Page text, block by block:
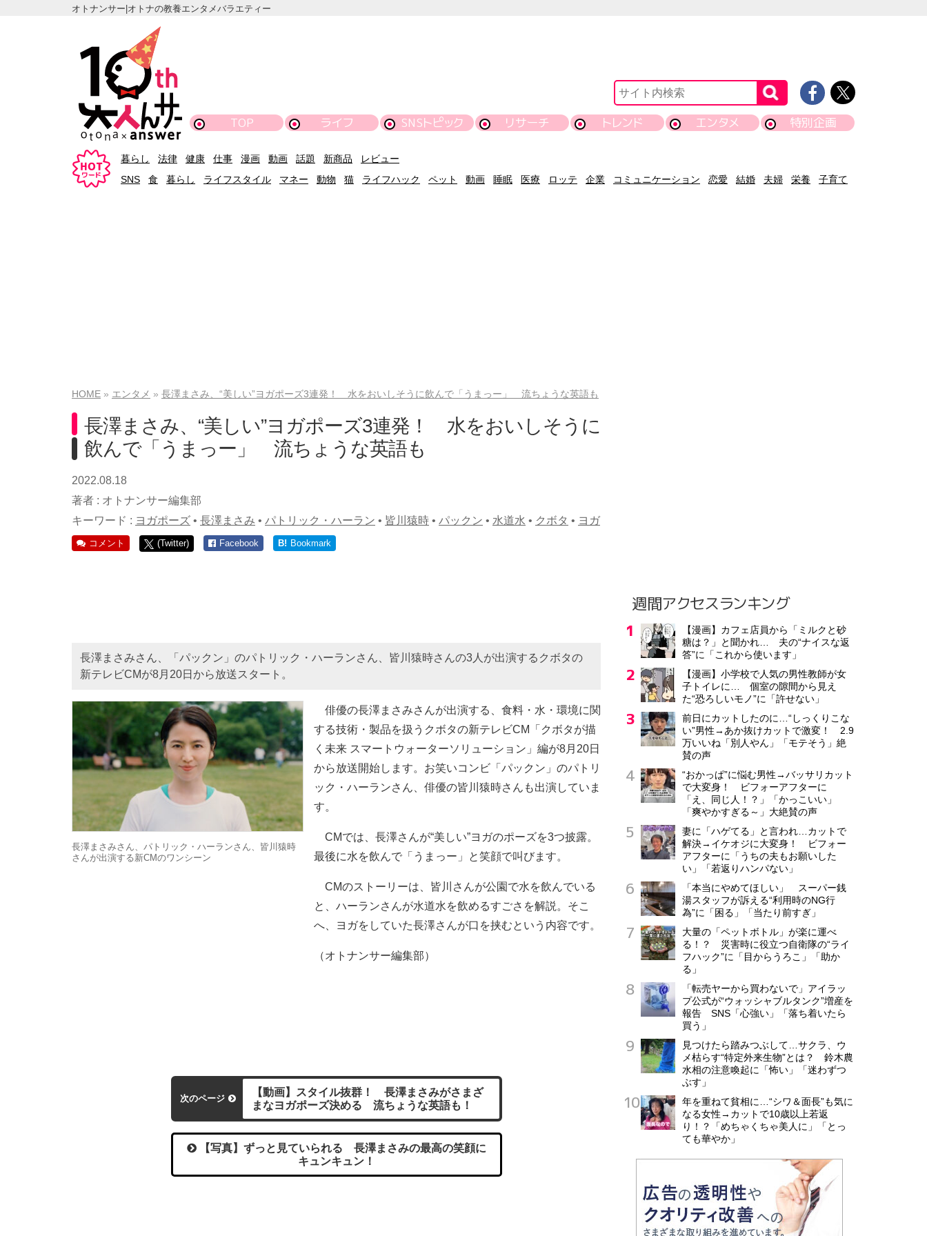
オトナンサー|オトナの教養エンタメバラエティー
TOP ライフ SNSトピック リサーチ トレンド エンタメ 特別企画
暮らし 法律 健康 仕事 漫画 動画 話題 新商品
レビュー
SNS
食 暮らし ライフスタイル マネー 動物 猫 ライフハック ペット 動画 睡眠 医療 ロッテ 企業 コミュニケーション 恋愛 結婚 夫婦 栄養 子育て
HOME エンタメ 長澤まさみ、“美しい”ヨガポーズ3連発！ 水をおいしそうに飲んで「うまっー」 流ちょうな英語も
長澤まさみ、“美しい”ヨガポーズ3連発！ 水をおいしそうに
飲んで「うまっー」 流ちょうな英語も
2022.08.18
著者 : オトナンサー編集部
キーワード : ヨガポーズ • 長澤まさみ • パトリック・ハーラン • 皆川猿時 • パックン • 水道水 • クボタ • ヨガ
コメント (Twitter) Facebook B! Bookmark
長澤まさみさん、「パックン」のパトリック・ハーランさん、皆川猿時さんの3人が出演するクボタの
新テレビCMが8月20日から放送スタート。
長澤まさみさん、パトリック・ハーランさん、皆川猿時
さんが出演する新CMのワンシーン
俳優の長澤まさみさんが出演する、食料・水・環境に関
する技術・製品を扱うクボタの新テレビCM「クボタが描
く未来 スマートウォーターソリューション」編が8月20日
から放送開始します。お笑いコンビ「パックン」のパトリ
ック・ハーランさん、俳優の皆川猿時さんも出演していま
す。
CMでは、長澤さんが“美しい”ヨガのポーズを3つ披露。
最後に水を飲んで「うまっー」と笑顔で叫びます。
CMのストーリーは、皆川さんが公園で水を飲んでいる
と、ハーランさんが水道水を飲めるすごさを解説。そこ
へ、ヨガをしていた長澤さんが口を挟むという内容です。
（オトナンサー編集部）
次のページ
【動画】スタイル抜群！ 長澤まさみがさまざ
まなヨガポーズ決める 流ちょうな英語も！
【写真】ずっと見ていられる 長澤まさみの最高の笑顔に
キュンキュン！
週間アクセスランキング
【漫画】カフェ店員から「ミルクと砂
糖は？」と聞かれ… 夫の“ナイスな返
答”に「これから使います」
【漫画】小学校で人気の男性教師が女
子トイレに… 個室の隙間から見え
た“恐ろしいモノ”に「許せない」
前日にカットしたのに…“しっくりこな
い”男性→あか抜けカットで激変！ 2.9
万いいね「別人やん」「モテそう」絶
賛の声
“おかっぱ”に悩む男性→バッサリカット
で大変身！ ビフォーアフターに
「え、同じ人！？」「かっこいい」
「爽やかすぎる～」大絶賛の声
妻に「ハゲてる」と言われ…カットで
解決→イケオジに大変身！ ビフォー
アフターに「うちの夫もお願いした
い」「若返りハンパない」
「本当にやめてほしい」 スーパー銭
湯スタッフが訴える“利用時のNG行
為”に「困る」「当たり前すぎ」
大量の「ペットボトル」が楽に運べ
る！？ 災害時に役立つ自衛隊の“ライ
フハック”に「目からうろこ」「助か
る」
「転売ヤーから買わないで」アイラッ
プ公式が“ウォッシャブルタンク”増産を
報告 SNS「心強い」「落ち着いたら
買う」
見つけたら踏みつぶして…サクラ、ウ
メ枯らす“特定外来生物”とは？ 鈴木農
水相の注意喚起に「怖い」「迷わずつ
ぶす」
年を重ねて貧相に…“シワ＆面長”も気に
なる女性→カットで10歳以上若返
り！？「めちゃくちゃ美人に」「とっ
ても華やか」